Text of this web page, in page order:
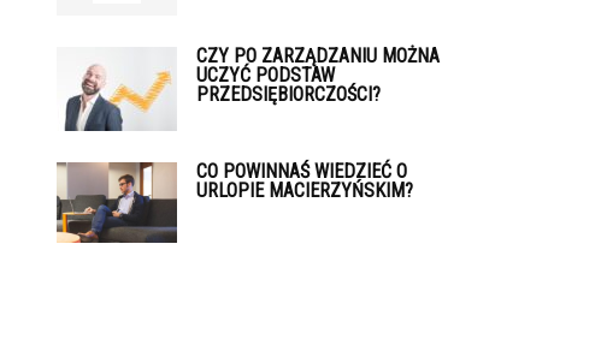
CZY PO ZARZĄDZANIU MOŻNA
UCZYĆ PODSTAW
PRZEDSIĘBIORCZOŚCI?
CO POWINNAŚ WIEDZIEĆ O
URLOPIE MACIERZYŃSKIM?